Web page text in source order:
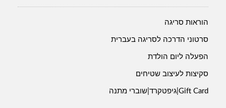
הוראות סריגה
סרטוני הדרכה לסריגה בעברית
הפעלה ליום הולדת
סקיצות לעיצוב שטיחים
Gift Card|גיפטקרד|שוברי מתנה